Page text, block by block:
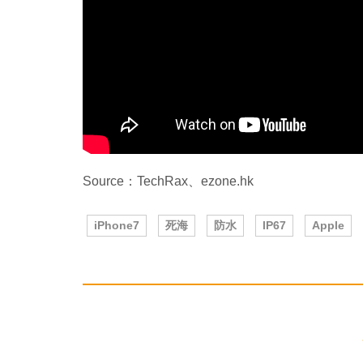
Source：TechRax、ezone.hk
iPhone7 死海 防水 IP67 Apple